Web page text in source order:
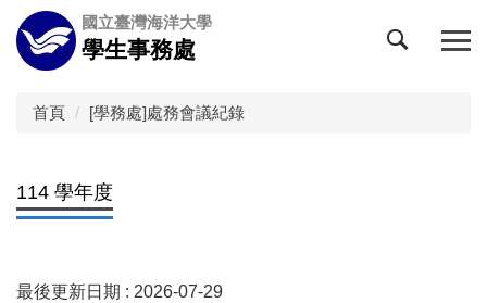
跳
到
主
國立臺灣海洋大學
學生事務處
首頁 [學務處]處務會議紀錄
114 學年度
最後更新日期 : 2026-07-29